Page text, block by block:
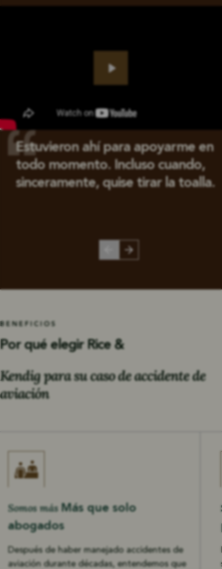
Play
Estuvieron ahí para apoyarme en
todo momento. Incluso cuando,
sinceramente, quise tirar la toalla.
BENEFICIOS
Por qué elegir Rice &
Kendig para su caso de accidente de
aviación
Somos más Más que solo
abogados
Después de haber manejado accidentes de
aviación durante décadas, entendemos que